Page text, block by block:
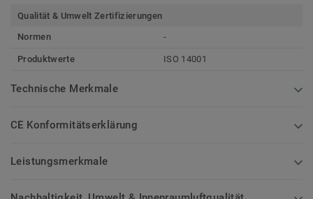
Qualität & Umwelt Zertifizierungen
Normen
-
Produktwerte ISO 14001
Technische Merkmale
CE Konformitätserklärung
Leistungsmerkmale